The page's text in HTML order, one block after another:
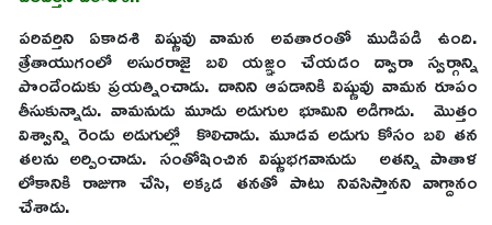
పరివర్తిని ఏకాదశి విష్ణువు వామన అవతారంతో ముడిపడి ఉంది.
త్రేతాయుగంలో అసురరాజై బలి యజ్ఞం చేయడం ద్వారా స్వర్గాన్ని
పొందేందుకు ప్రయత్నించాడు. దానిని ఆపడానికి విష్ణువు వామన రూపం
తీసుకున్నాడు. వామనుడు మూడు అడుగుల భూమిని అడిగాడు. మొత్తం
విశ్వాన్ని రెండు అడుగుల్లో కొలిచాడు. మూడవ అడుగు కోసం బలి తన
తలను అర్పించాడు. సంతోషించిన విష్ణుభగవానుడు అతన్ని పాతాళ
లోకానికి రాజుగా చేసి, అక్కడ తనతో పాటు నివసిస్తానని వాగ్దానం
చేశాడు.